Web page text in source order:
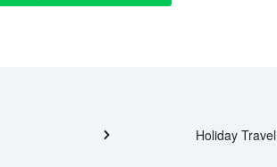
Holiday Travel